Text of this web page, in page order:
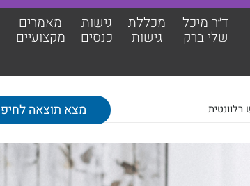
ד״ר מיכל
שלי ברק
מכללת
גישות
גישות
כנסים
מאמרים
מקצועיים
מאמרים מקצועיים
צוות גישות